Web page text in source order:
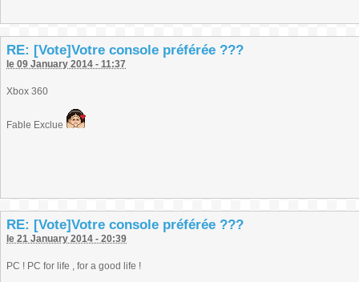
RE: [Vote]Votre console préférée ???
le 09 January 2014 - 11:37
Xbox 360
Fable Exclue
RE: [Vote]Votre console préférée ???
le 21 January 2014 - 20:39
PC ! PC for life , for a good life !